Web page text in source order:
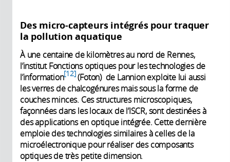
Des micro-capteurs intégrés pour traquer
la pollution aquatique
À une centaine de kilomètres au nord de Rennes,
l’institut Fonctions optiques pour les technologies de
l’information 12 (Foton) de Lannion exploite lui aussi
les verres de chalcogénures mais sous la forme de
couches minces. Ces structures microscopiques,
façonnées dans les locaux de l’ISCR, sont destinées à
des applications en optique intégrée. Cette dernière
emploie des technologies similaires à celles de la
microélectronique pour réaliser des composants
optiques de très petite dimension.